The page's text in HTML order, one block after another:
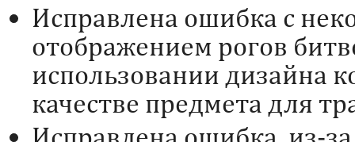
Исправлена ошибка с
отображением рогов
использовании дизайна
качестве предмета для